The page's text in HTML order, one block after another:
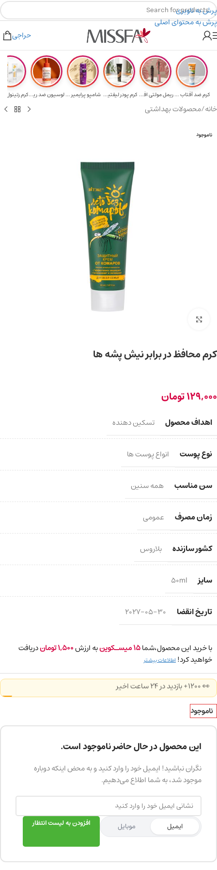
پرش به ناوبری
پرش به محتوای اصلی
۲٪ تخفیف روی سبد خرید برای روش کارت به کارت
هدیه برای خرید های بالای ۵ میلیون تومن
حراجی
کرم ضد آفتاب حا... ریمل مولتی افکت... کرم پودر لیفتین... شامپو پرایمیر پ... لوسیون ضد ریزش ...
خانه/محصولات بهداشتی
ناموجود
کرم محافظ در برابر نیش پشه ها
129,000تومان
اهداف محصول تسکین دهنده
نوع پوست انواع پوست ها
سن مناسب همه سنین
زمان مصرف عمومی
کشور سازنده بلاروس
سایز 50ml
تاریخ انقضا 2027-05-30
با خرید این محصول،شما15میسـکوینبه ارزش1,500توماندریافت
خواهید کرد! اطلاعات بیشتر
👀 1200+ بازدید در ۲۴ ساعت اخیر
ناموجود
این محصول در حال حاضر ناموجود است.
نگران نباشید! ایمیل خود را وارد کنید و به محض اینکه دوباره
موجود شد، به شما اطلاع می‌دهیم.
ایمیل موبایل افزودن به لیست انتظار